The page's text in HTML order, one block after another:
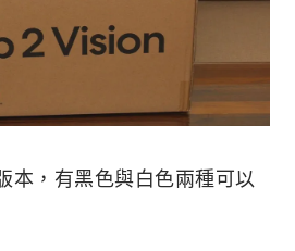
本，有黑色與白色兩種可以